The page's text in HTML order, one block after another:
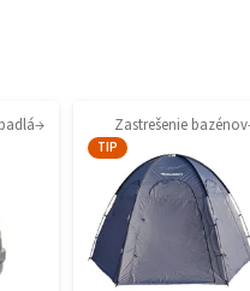
Zastrešenie bazénov
TIP